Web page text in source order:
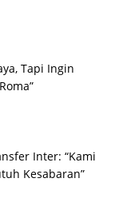
Tapi Ingin
Inter: “Kami
Kesabaran”